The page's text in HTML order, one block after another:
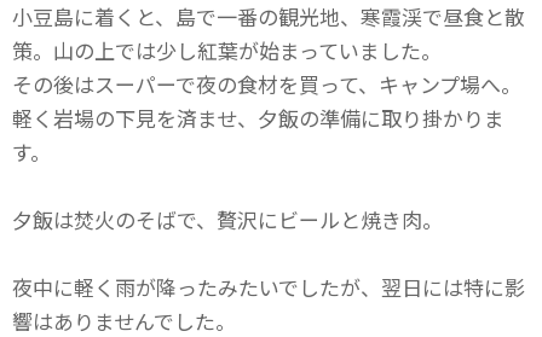
小豆島に着くと、島で一番の観光地、寒霞渓で昼食と散
策。山の上では少し紅葉が始まっていました。
その後はスーパーで夜の食材を買って、キャンプ場へ。
軽く岩場の下見を済ませ、夕飯の準備に取り掛かりま
す。
夕飯は焚火のそばで、贅沢にビールと焼き肉。
夜中に軽く雨が降ったみたいでしたが、翌日には特に影
響はありませんでした。